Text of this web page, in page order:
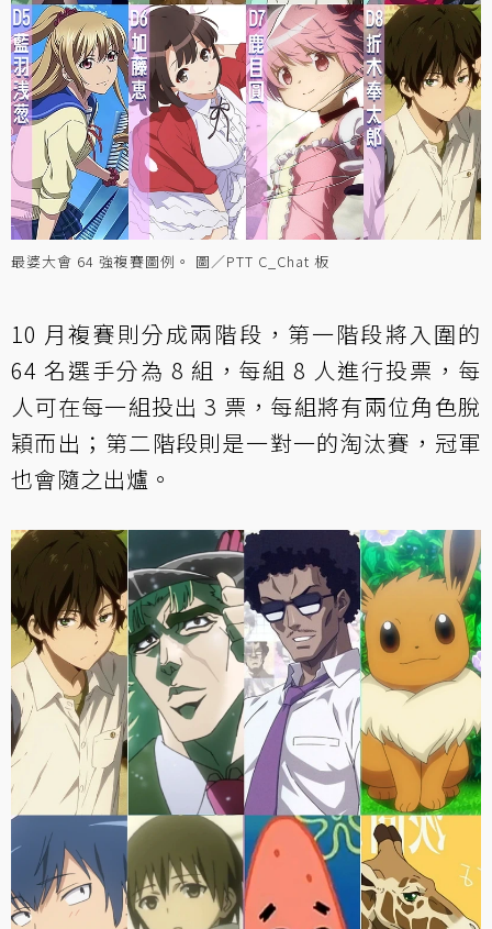
最婆大會 64 強複賽圖例。 圖／PTT C_Chat 板
10 月複賽則分成兩階段，第一階段將入圍的
64 名選手分為 8 組，每組 8 人進行投票，每
人可在每一組投出 3 票，每組將有兩位角色脫
穎而出；第二階段則是一對一的淘汰賽，冠軍
也會隨之出爐。